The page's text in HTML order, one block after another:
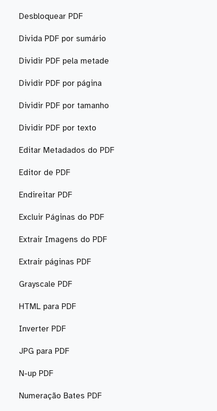
Desbloquear PDF
Divida PDF por sumário
Dividir PDF pela metade
Dividir PDF por página
Dividir PDF por tamanho
Dividir PDF por texto
Editar Metadados do PDF
Editor de PDF
Endireitar PDF
Excluir Páginas do PDF
Extrair Imagens do PDF
Extrair páginas PDF
Grayscale PDF
HTML para PDF
Inverter PDF
JPG para PDF
N-up PDF
Numeração Bates PDF